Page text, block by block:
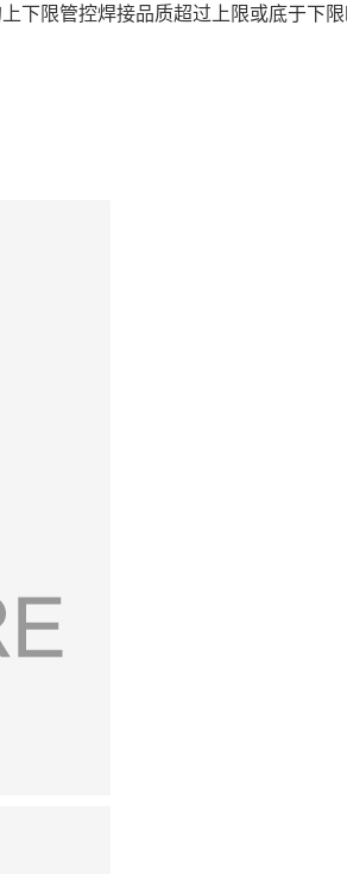
下限管控焊接品质超过上限或底于下